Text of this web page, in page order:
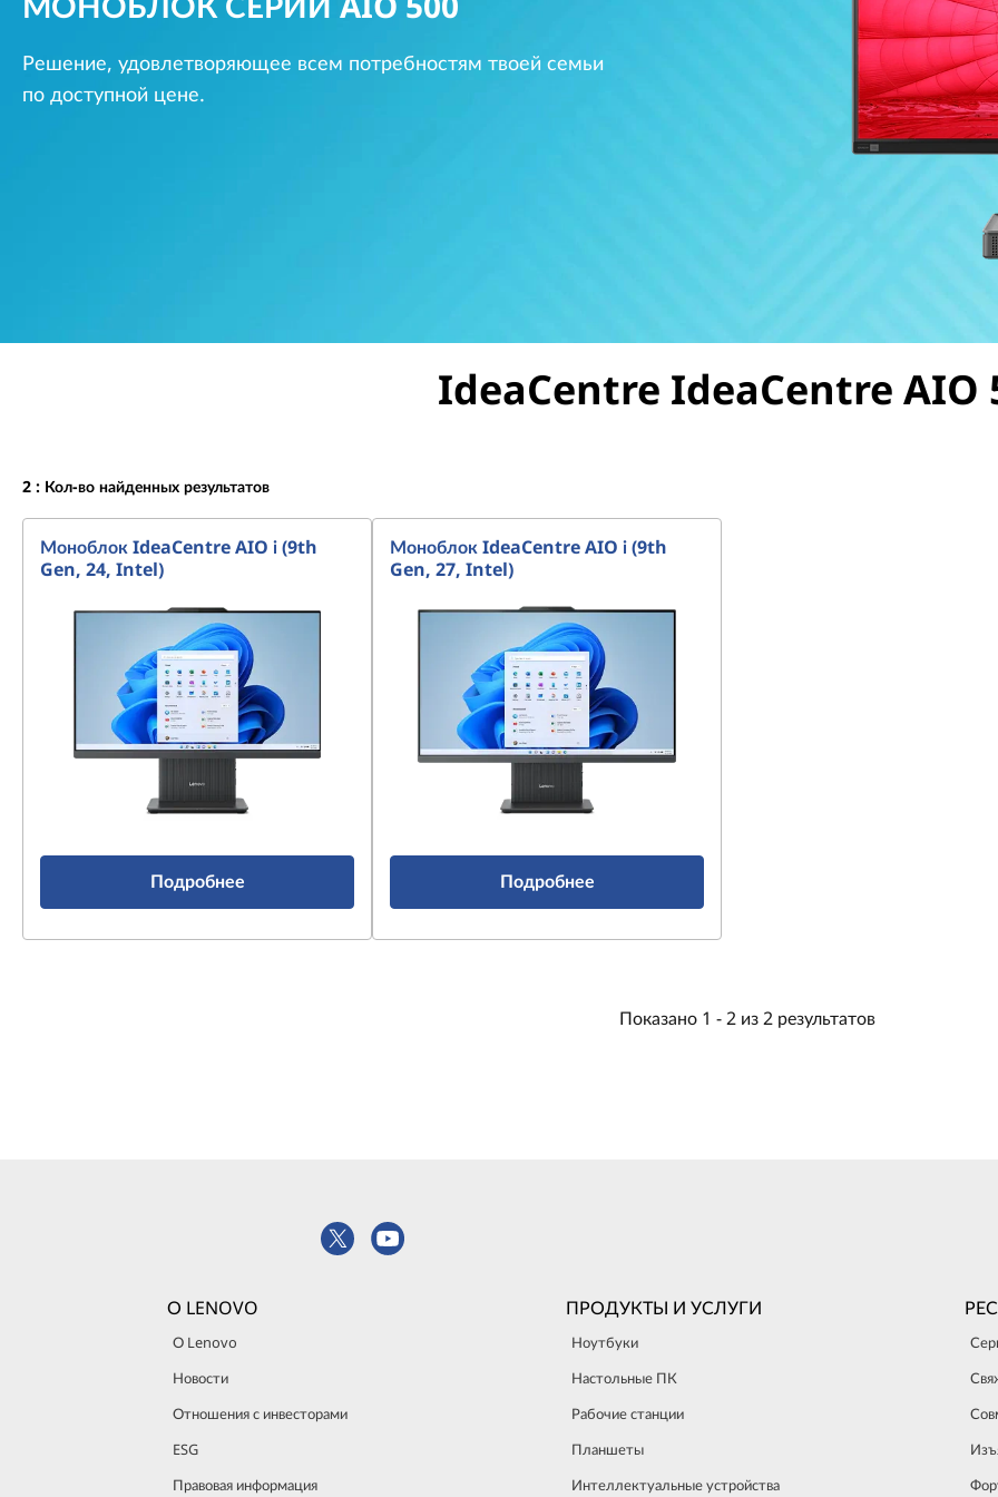
O
e
у
о
н
Решение, удовлетворяющее всем потребностям твоей семьи
по доступной цене.
IdeaCentre IdeaCentre AIO
2 : Кол-во найденных результатов
Моноблок IdeaCentre AIO i (9th
Gen, 24, Intel)
Подробнее
Моноблок IdeaCentre AIO i (9th
Gen, 27, Intel)
Подробнее
Показано1 -2 из 2 результатов
О LENOVO
О Lenovo
Новости
Отношения с инвесторами
ESG
Правовая информация
ПРОДУКТЫ И УСЛУГИ
Ноутбуки
Настольные ПК
Рабочие станции
Планшеты
Интеллектуальные устройства